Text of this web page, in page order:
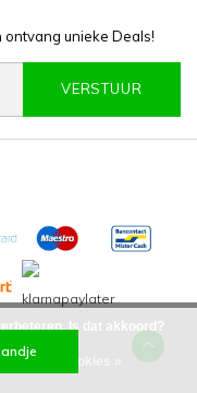
unieke Deals!
VERSTUUR
Is dat akkoord?
Meer over cookies »